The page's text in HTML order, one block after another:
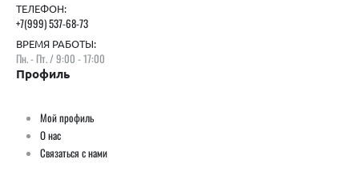
ТЕЛЕФОН:
+7(999) 537-68-73
ВРЕМЯ РАБОТЫ:
Пн. - Пт. / 9:00 - 17:00
Профиль
Мой профиль
О нас
Связаться с нами